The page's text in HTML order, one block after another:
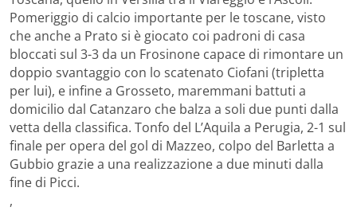
Pomeriggio di calcio importante per le toscane, visto
che anche a Prato si è giocato coi padroni di casa
bloccati sul 3-3 da un Frosinone capace di rimontare un
doppio svantaggio con lo scatenato Ciofani (tripletta
per lui), e infine a Grosseto, maremmani battuti a
domicilio dal Catanzaro che balza a soli due punti dalla
vetta della classifica. Tonfo del L’Aquila a Perugia, 2-1 sul
finale per opera del gol di Mazzeo, colpo del Barletta a
Gubbio grazie a una realizzazione a due minuti dalla
fine di Picci.
,